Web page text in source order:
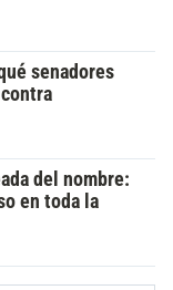
senadores
del nombre:
en toda la